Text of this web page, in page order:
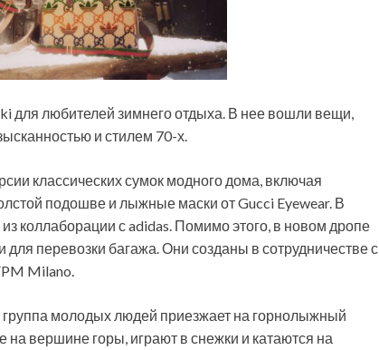
для любителей зимнего отдыха. В нее вошли вещи,
и стилем 70-х.
классических сумок модного дома, включая
подошве и лыжные маски от Gucci Eyewear. В
коллаборации с adidas. Помимо этого, в новом дропе
перевозки багажа. Они созданы в сотрудничестве с
Milano.
молодых людей приезжает на горнолыжный
на вершине горы, играют в снежки и катаются на